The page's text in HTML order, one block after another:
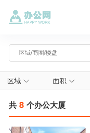
区域 面积
共 8 个办公大厦